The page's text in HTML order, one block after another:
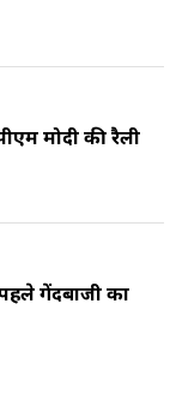
मोदी की रैली
गेंदबाजी का